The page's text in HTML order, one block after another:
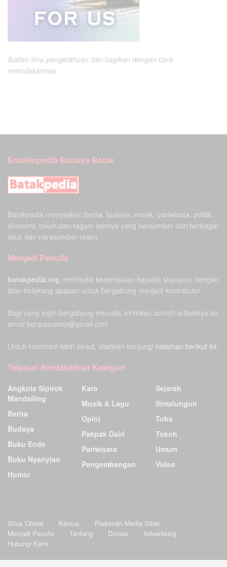
Ikatlah ilmu pengetahuan dan bagikan dengan cara
menuliskannya
Ensiklopedia Budaya Batak
Batakpedia menyajikan berita, budaya, musik, pariwisata, politik,
ekonomi, tokoh,dan ragam lainnya yang bersumber dari berbagai
situs dan narasumber resmi
Menjadi Penulis
batakpedia.org membuka kesempatan kepada siapapun dengan
latar belakang apapun untuk bergabung menjadi kontributor.
Bagi yang ingin bergabung menulis, kirimkan contoh artikelnya ke
email bonpascamp@gmail.com
Untuk informasi lebih lanjut, silahkan kunjungi halaman berikut ini.
Telusuri Berdasarkan Kategori
Angkola Sipirok
Mandailing
Berita
Budaya
Buku Ende
Buku Nyanyian
Humor
Karo
Musik & Lagu
Opini
Pakpak Dairi
Pariwisata
Pengembangan
Sejarah
Simalungun
Toba
Tokoh
Umum
Video
Situs Ofisial Kamus
Pedoman Media Siber
Menjadi Penulis
Tentang Donasi
Advertising
Hubungi Kami
Ensiklopedia Budaya Batak.©2009Sunardo Panjaitan& G. Sahat. All